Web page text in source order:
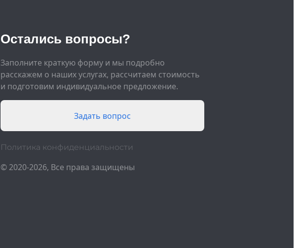
Остались вопросы?
Заполните краткую форму и мы подробно
расскажем о наших услугах, рассчитаем стоимость
и подготовим индивидуальное предложение.
Задать вопрос
Политика конфиденциальности
© 2020-2026, Все права защищены